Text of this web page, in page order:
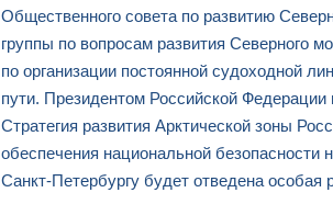
Общественного совета по развитию
группы по вопросам развития Северного
по организации постоянной судоходной
пути. Президентом Российской Федерации
Стратегия развития Арктической зоны
обеспечения национальной безопасности
Санкт-Петербургу будет отведена